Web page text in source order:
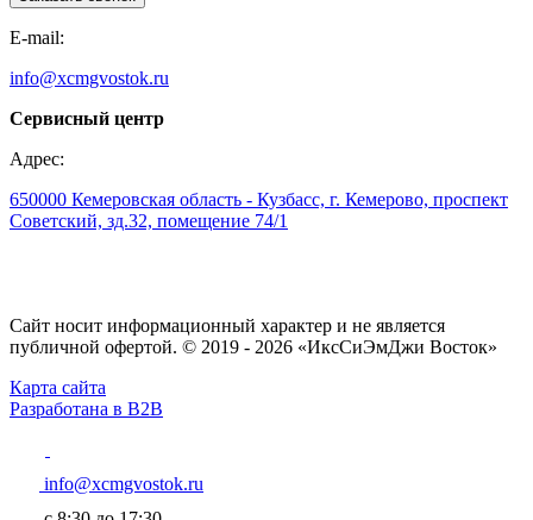
E-mail:
info@xcmgvostok.ru
Сервисный центр
Адрес:
650000 Кемеровская область - Кузбасс, г. Кемерово, проспект
Советский, зд.32, помещение 74/1
Сайт носит информационный характер и не является
публичной офертой. © 2019 - 2026 «ИксСиЭмДжи Восток»
Карта сайта
Разработана в B2B
info@xcmgvostok.ru